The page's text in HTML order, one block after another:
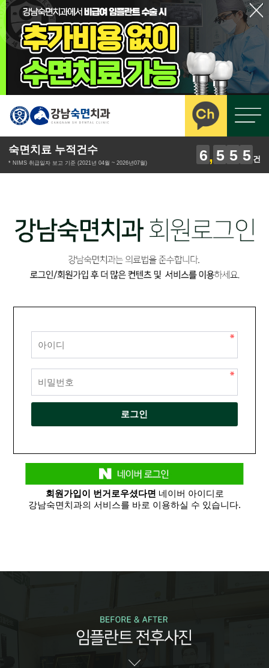
숙면치료 누적건수
* NIMS 취급일자 보고 기준 (2021년 04월 ~ 2026년07월) 6 5 5 5 건
회원가입이 번거로우셨다면 네이버 아이디로
강남숙면치과의 서비스를 바로 이용하실 수 있습니다.